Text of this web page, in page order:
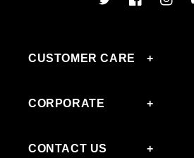
CUSTOMER CARE
CORPORATE
CONTACT US
TwitterFacebook